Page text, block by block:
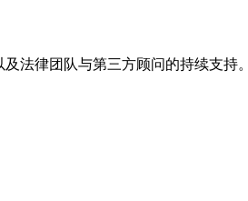
法律团队与第三方顾问的持续支持。